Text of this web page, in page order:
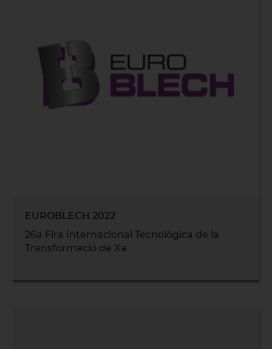
EUROBLECH 2022
26a Fira Internacional Tecnològica de la
Transformació de Xa